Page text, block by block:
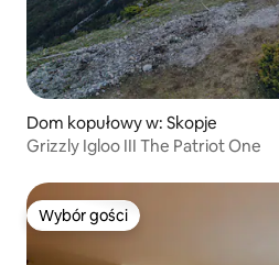
Dom kopułowy w: Skopje
Grizzly Igloo III The Patriot One
Wybór gości
Wybór gości